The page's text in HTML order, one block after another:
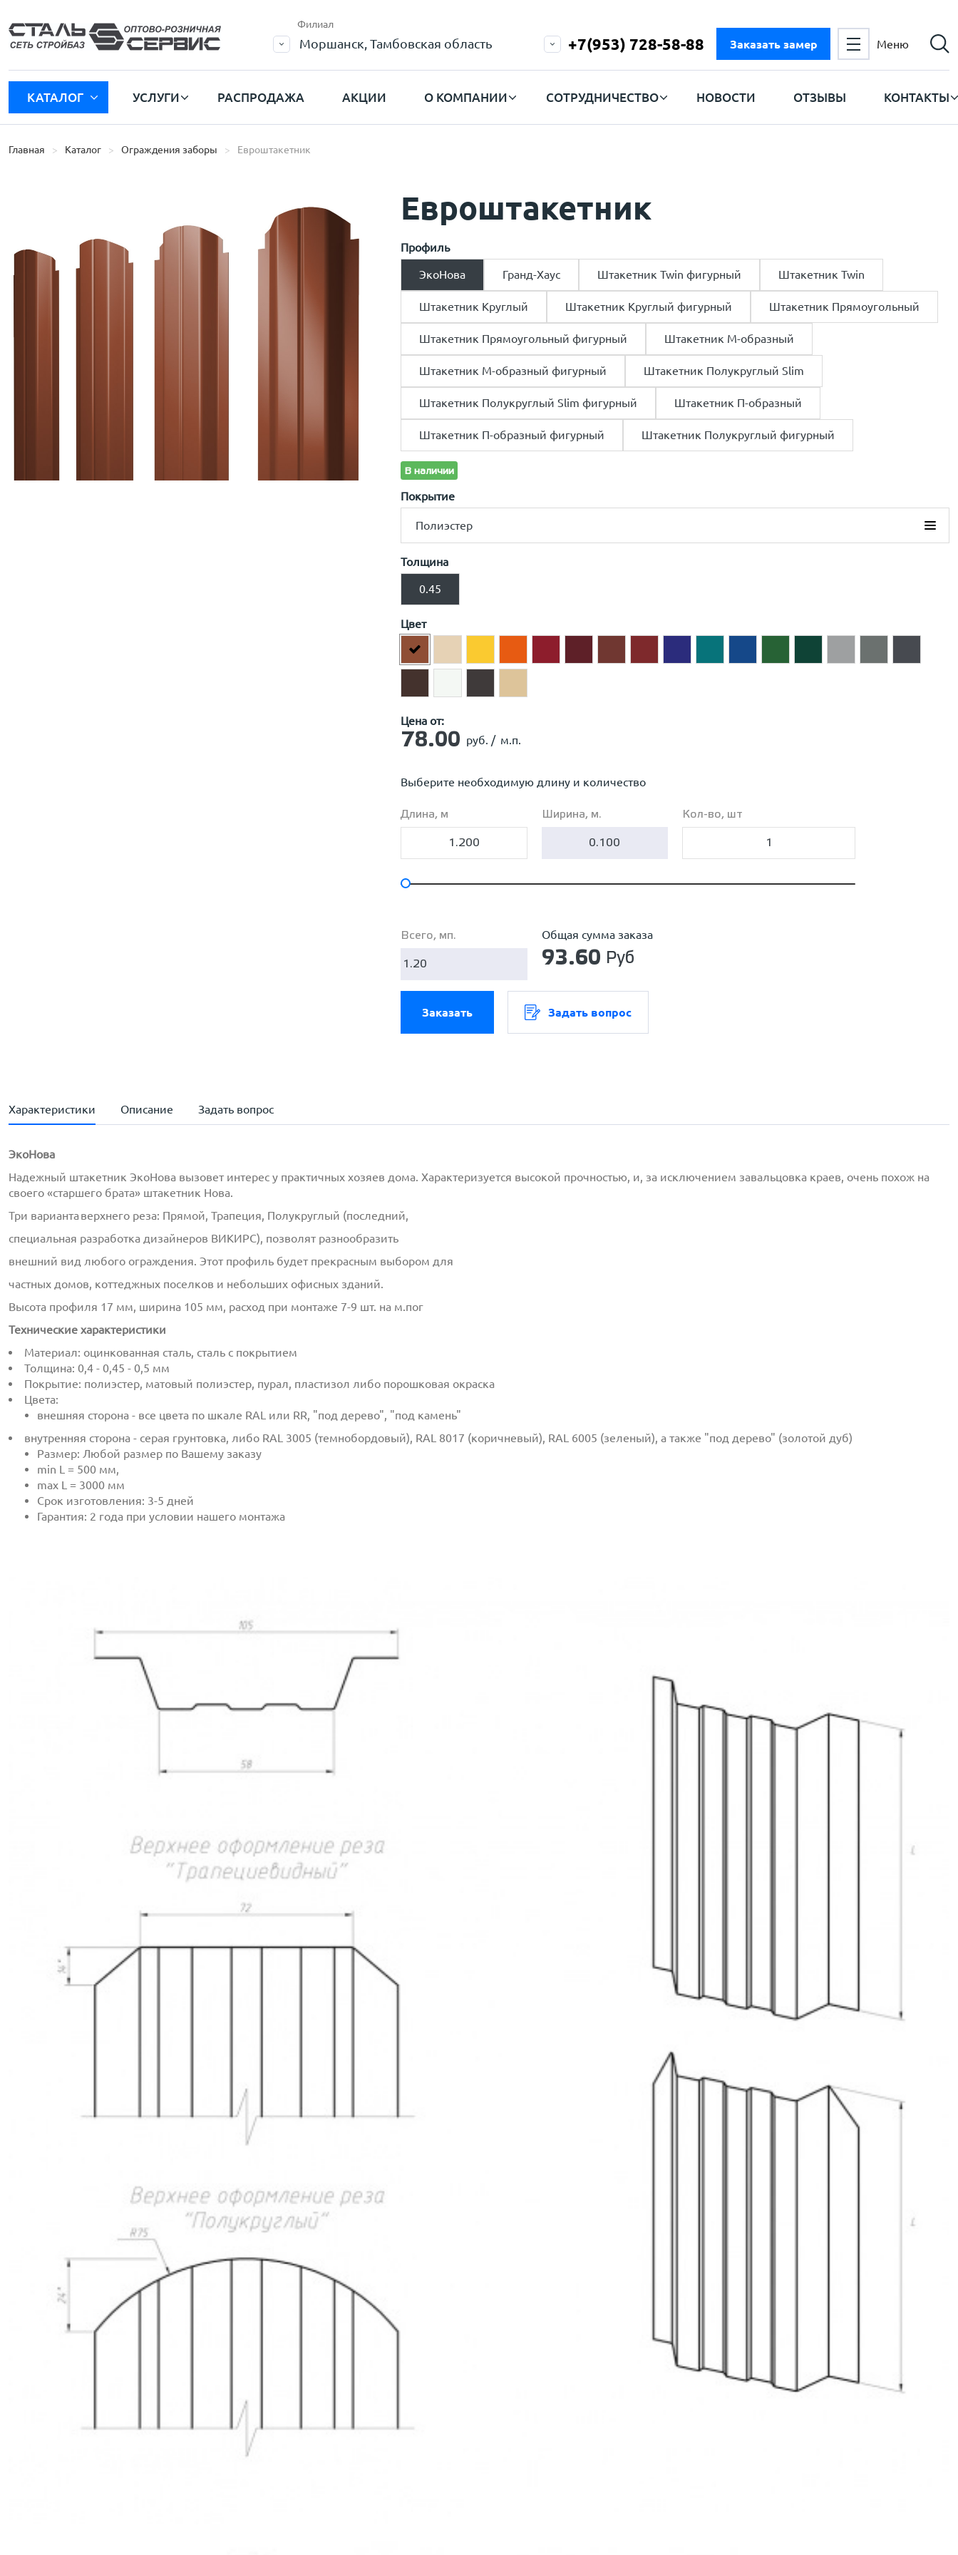
Филиал
Моршанск, Тамбовская область +7(953) 728-58-88 Заказать замер Меню
КАТАЛОГ УСЛУГИ РАСПРОДАЖА АКЦИИ О КОМПАНИИ СОТРУДНИЧЕСТВО НОВОСТИ ОТЗЫВЫ КОНТАКТЫ
Главная Каталог Ограждения заборы Евроштакетник
Евроштакетник
Профиль
ЭкоНова Гранд-Хаус Штакетник Twin фигурный Штакетник Twin
Штакетник Круглый Штакетник Круглый фигурный Штакетник Прямоугольный
Штакетник Прямоугольный фигурный Штакетник М-образный
Штакетник М-образный фигурный Штакетник Полукруглый Slim
Штакетник Полукруглый Slim фигурный Штакетник П-образный
Штакетник П-образный фигурный Штакетник Полукруглый фигурный
В наличии
Покрытие
Полиэстер
Полиэстер
Полиэстер двусторонний
Print
Толщина
0.45
Цвет
Цена от:
78.00 руб. / м.п.
Выберите необходимую длину и количество
Длина, м Ширина, м. Кол-во, шт
Всего, мп. Общая сумма заказа
93.60 Руб
Заказать Задать вопрос
Характеристики Описание Задать вопрос
ЭкоНова
Надежный штакетник ЭкоНова вызовет интерес у практичных хозяев дома. Характеризуется высокой прочностью, и, за исключением завальцовка краев, очень похож на
своего «старшего брата» штакетник Нова.
Три варианта верхнего реза: Прямой, Трапеция, Полукруглый (последний,
специальная разработка дизайнеров ВИКИРС), позволят разнообразить
внешний вид любого ограждения. Этот профиль будет прекрасным выбором для
частных домов, коттеджных поселков и небольших офисных зданий.
Высота профиля 17 мм, ширина 105 мм, расход при монтаже 7-9 шт. на м.пог
Технические характеристики
Материал: оцинкованная сталь, сталь с покрытием
Толщина: 0,4 - 0,45 - 0,5 мм
Покрытие: полиэстер, матовый полиэстер, пурал, пластизол либо порошковая окраска
Цвета:
внешняя сторона - все цвета по шкале RAL или RR, "под дерево", "под камень"
внутренняя сторона - серая грунтовка, либо RAL 3005 (темнобордовый), RAL 8017 (коричневый), RAL 6005 (зеленый), а также "под дерево" (золотой дуб)
Размер: Любой размер по Вашему заказу
min L = 500 мм,
max L = 3000 мм
Срок изготовления: 3-5 дней
Гарантия: 2 года при условии нашего монтажа